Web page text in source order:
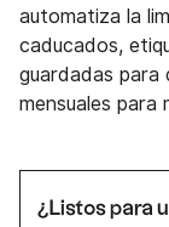
automatiza la
caducados,
guardadas para
mensuales
¿Listos para